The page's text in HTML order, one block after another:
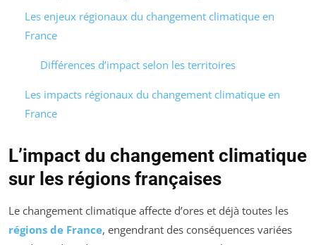
Les enjeux régionaux du changement climatique en
France
Différences d’impact selon les territoires
Les impacts régionaux du changement climatique en
France
L’impact du changement climatique
sur les régions françaises
Le changement climatique affecte d’ores et déjà toutes les
régions de France, engendrant des conséquences variées